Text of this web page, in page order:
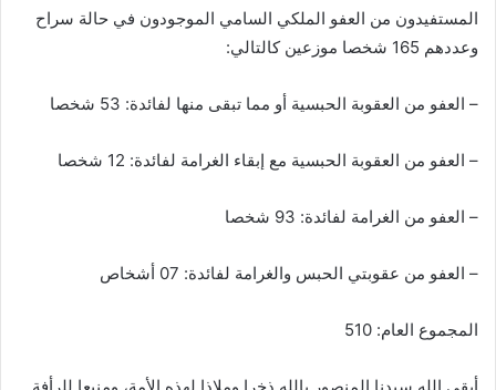
المستفيدون من العفو الملكي السامي الموجودون في حالة سراح
وعددهم 165 شخصا موزعين كالتالي:
– العفو من العقوبة الحبسية أو مما تبقى منها لفائدة: 53 شخصا
– العفو من العقوبة الحبسية مع إبقاء الغرامة لفائدة: 12 شخصا
– العفو من الغرامة لفائدة: 93 شخصا
– العفو من عقوبتي الحبس والغرامة لفائدة: 07 أشخاص
المجموع العام: 510